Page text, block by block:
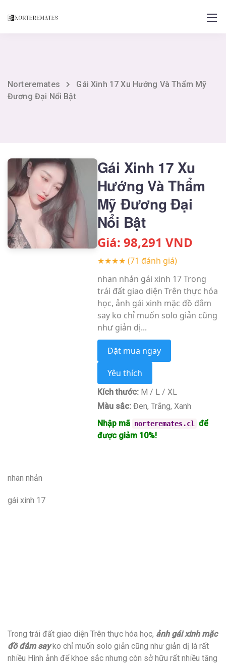
Norteremates
Gái Xinh 17 Xu Hướng Và Thẩm Mỹ
Đương Đại Nổi Bật
Gái Xinh 17 Xu
Hướng Và Thẩm
Mỹ Đương Đại
Nổi Bật
Giá: 98,291 VND
★★★★ (71 đánh giá)
nhan nhản gái xinh 17 Trong
trái đất giao diện Trên thực hóa
học, ảnh gái xinh mặc đồ đắm
say ko chỉ muốn solo giản cũng
như giản dị...
Đặt mua ngay
Yêu thích
Kích thước:M / L / XL
Màu sắc:Đen, Trắng, Xanh
Nhập mã norteremates.cl
để
được giảm 10%!
nhan nhản
gái xinh 17
Trong trái đất giao diện Trên thực hóa học, ảnh gái xinh mặc
đồ đắm sayko chỉ muốn solo giản cũng như giản dị là rất
nhiều Hình ảnh để khoe sắc nhưng còn sở hữu rất nhiều tăng